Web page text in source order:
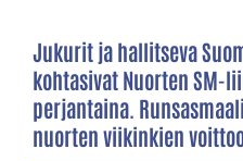
Jukurit ja hallitseva
kohtasivat Nuorten SM-
perjantaina.
nuorten viikinkien